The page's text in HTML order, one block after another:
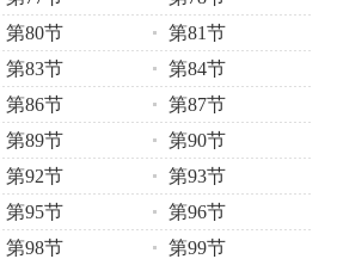
第80节
第81节
第83节
第84节
第86节
第87节
第89节
第90节
第92节
第93节
第95节
第96节
第98节
第99节